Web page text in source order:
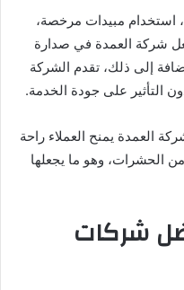
استخدام مبيدات مرخصة،
شركة العمدة في صدارة
إلى ذلك، تقدم الشركة
التأثير على جودة الخدمة.
العمدة يمنح العملاء راحة
من الحشرات، وهو ما يجعلها
شركات